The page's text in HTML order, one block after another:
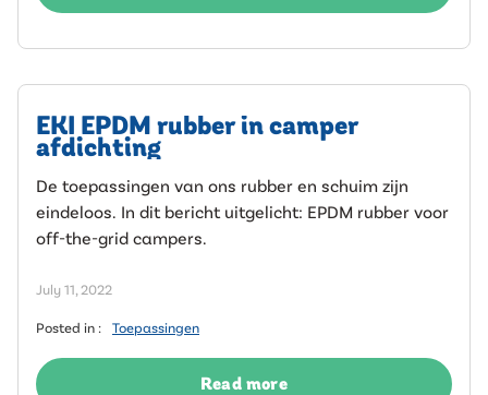
EKI EPDM rubber in camper
afdichting
De toepassingen van ons rubber en schuim zijn
eindeloos. In dit bericht uitgelicht: EPDM rubber voor
off-the-grid campers.
July 11, 2022
Posted in : Toepassingen
Read more